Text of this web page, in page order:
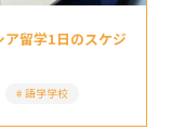
ア留学1日のスケジ
語学学校